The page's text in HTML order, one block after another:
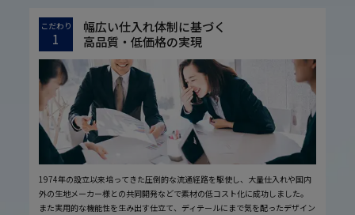
こだわり
1
幅広い仕入れ体制に基づく
高品質・低価格の実現
1974年の設立以来培ってきた圧倒的な流通経路を駆使し、大量仕入れや国内
外の生地メーカー様との共同開発などで素材の低コスト化に成功しました。
また実用的な機能性を生み出す仕立て、ディテールにまで気を配ったデザイン